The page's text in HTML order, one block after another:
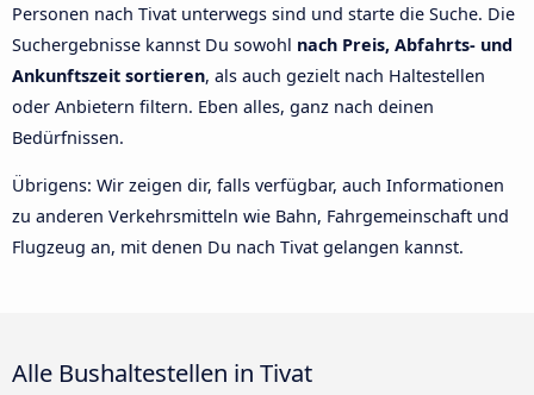
Personen nach Tivat unterwegs sind und starte die Suche. Die
Suchergebnisse kannst Du sowohl nach Preis, Abfahrts- und
Ankunftszeit sortieren, als auch gezielt nach Haltestellen
oder Anbietern filtern. Eben alles, ganz nach deinen
Bedürfnissen.
Übrigens: Wir zeigen dir, falls verfügbar, auch Informationen
zu anderen Verkehrsmitteln wie Bahn, Fahrgemeinschaft und
Flugzeug an, mit denen Du nach Tivat gelangen kannst.
Alle Bushaltestellen in Tivat